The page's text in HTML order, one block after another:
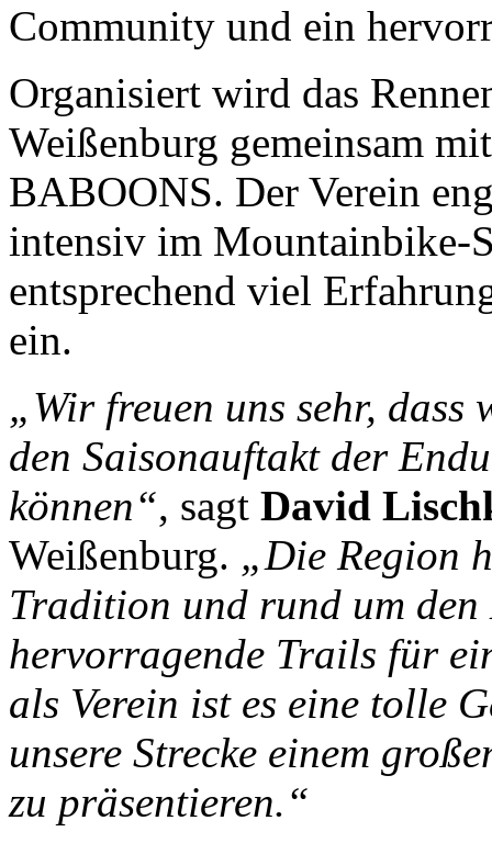
Community und ein
Organisiert wird das
Weißenburg gemeinsam
BABOONS. Der Verein
intensiv im Mountainbike-
entsprechend viel
ein.
„Wir freuen uns sehr, dass
den Saisonauftakt der
können“, sagt David
Weißenburg. „Die Region
Tradition und rund um
hervorragende Trails für
als Verein ist es eine tolle
unsere Strecke einem
zu präsentieren.“